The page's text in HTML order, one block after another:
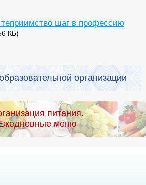
шаг в профессию
КБ)
организации
питания.
меню